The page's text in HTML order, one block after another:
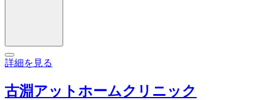
詳細を見る
古淵アットホームクリニック